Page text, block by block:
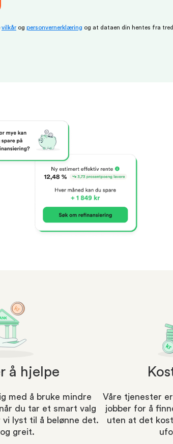
vilkår og personvernerklæring og at dataen din hentes fra
å hjelpe
med å bruke mindre
du tar et smart valg
lyst til å belønne det.
greit.
Våre tjenester
jobber for å
uten at det